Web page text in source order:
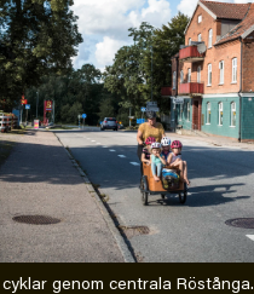
genom centrala Röstånga.